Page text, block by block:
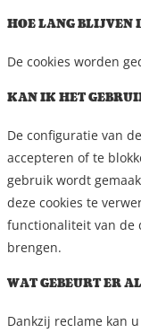
HOE LANG BLIJVEN
De cookies worden
KAN IK HET
De configuratie van
accepteren of te
gebruik wordt
deze cookies te
functionaliteit van de
brengen.
WAT GEBEURT ER
Dankzij reclame kan